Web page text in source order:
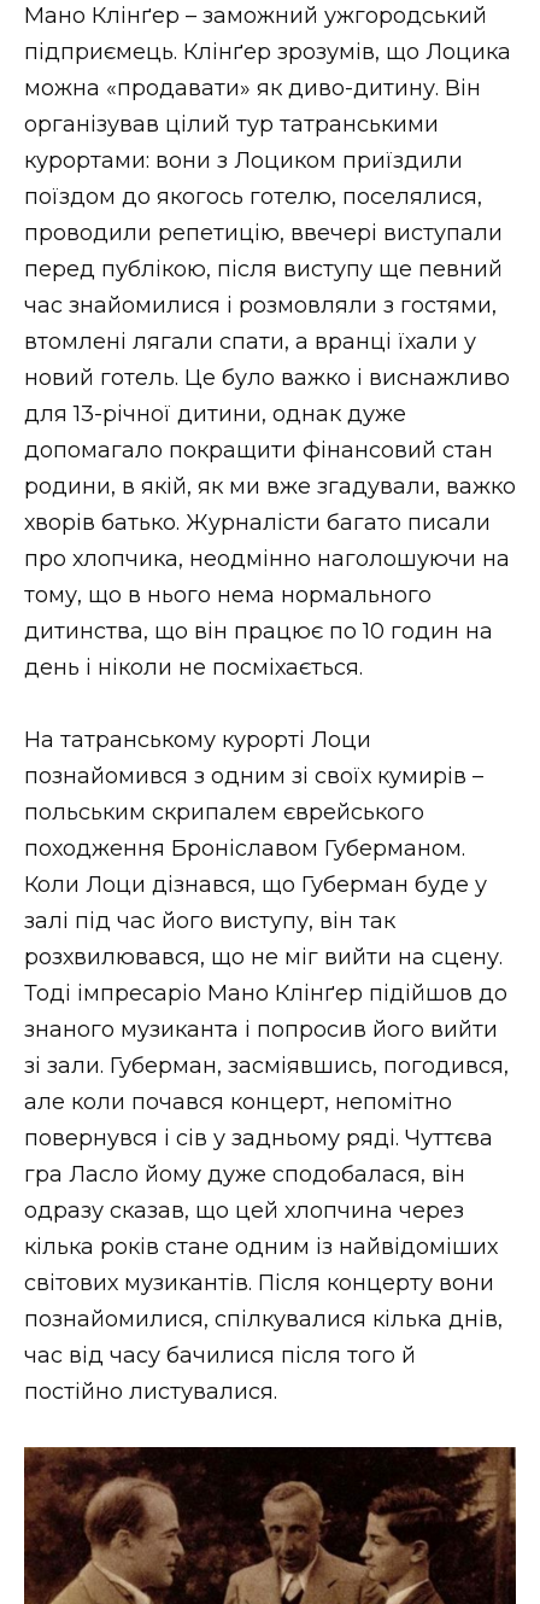
Мано Клінґер – заможний ужгородський
підприємець. Клінґер зрозумів, що Лоцика
можна «продавати» як диво-дитину. Він
організував цілий тур татранськими
курортами: вони з Лоциком приїздили
поїздом до якогось готелю, поселялися,
проводили репетицію, ввечері виступали
перед публікою, після виступу ще певний
час знайомилися і розмовляли з гостями,
втомлені лягали спати, а вранці їхали у
новий готель. Це було важко і виснажливо
для 13-річної дитини, однак дуже
допомагало покращити фінансовий стан
родини, в якій, як ми вже згадували, важко
хворів батько. Журналісти багато писали
про хлопчика, неодмінно наголошуючи на
тому, що в нього нема нормального
дитинства, що він працює по 10 годин на
день і ніколи не посміхається.
На татранському курорті Лоци
познайомився з одним зі своїх кумирів –
польським скрипалем єврейського
походження Броніславом Губерманом.
Коли Лоци дізнався, що Губерман буде у
залі під час його виступу, він так
розхвилювався, що не міг вийти на сцену.
Тоді імпресаріо Мано Клінґер підійшов до
знаного музиканта і попросив його вийти
зі зали. Губерман, засміявшись, погодився,
але коли почався концерт, непомітно
повернувся і сів у задньому ряді. Чуттєва
гра Ласло йому дуже сподобалася, він
одразу сказав, що цей хлопчина через
кілька років стане одним із найвідоміших
світових музикантів. Після концерту вони
познайомилися, спілкувалися кілька днів,
час від часу бачилися після того й
постійно листувалися.